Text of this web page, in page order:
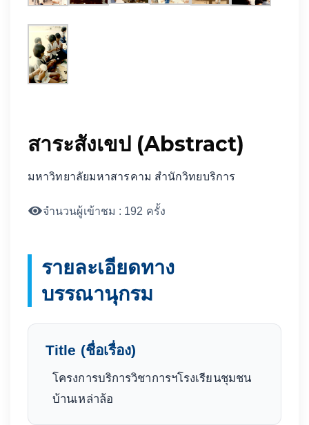
สาระสังเขป (Abstract)
มหาวิทยาลัยมหาสารคาม สำนักวิทยบริการ
จำนวนผู้เข้าชม : 192 ครั้ง
รายละเอียดทาง
บรรณานุกรม
Title (ชื่อเรื่อง)
โครงการบริการวิชาการฯโรงเรียนชุมชน
บ้านเหล่าล้อ